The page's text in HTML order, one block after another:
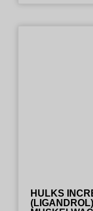
HULKS